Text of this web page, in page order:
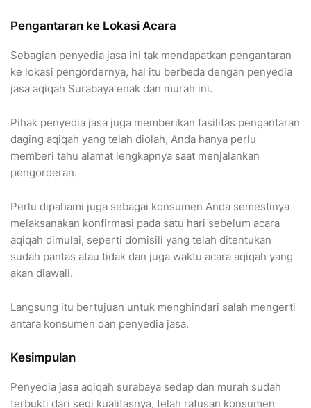
Pengantaran ke Lokasi Acara
Sebagian penyedia jasa ini tak mendapatkan pengantaran
ke lokasi pengordernya, hal itu berbeda dengan penyedia
jasa aqiqah Surabaya enak dan murah ini.
Pihak penyedia jasa juga memberikan fasilitas pengantaran
daging aqiqah yang telah diolah, Anda hanya perlu
memberi tahu alamat lengkapnya saat menjalankan
pengorderan.
Perlu dipahami juga sebagai konsumen Anda semestinya
melaksanakan konfirmasi pada satu hari sebelum acara
aqiqah dimulai, seperti domisili yang telah ditentukan
sudah pantas atau tidak dan juga waktu acara aqiqah yang
akan diawali.
Langsung itu bertujuan untuk menghindari salah mengerti
antara konsumen dan penyedia jasa.
Kesimpulan
Penyedia jasa aqiqah surabaya sedap dan murah sudah
terbukti dari segi kualitasnya, telah ratusan konsumen